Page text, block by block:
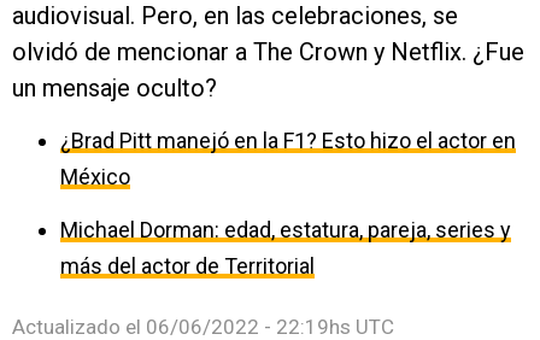
audiovisual. Pero, en las celebraciones, se
olvidó de mencionar a The Crown y Netflix. ¿Fue
un mensaje oculto?
¿Brad Pitt manejó en la F1? Esto hizo el actor en
México
Michael Dorman: edad, estatura, pareja, series y
más del actor de Territorial
Actualizado el 06/06/2022 - 22:19hs UTC